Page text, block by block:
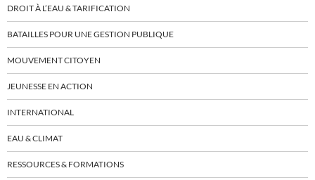
DROIT À L’EAU & TARIFICATION
BATAILLES POUR UNE GESTION PUBLIQUE
MOUVEMENT CITOYEN
JEUNESSE EN ACTION
INTERNATIONAL
EAU & CLIMAT
RESSOURCES & FORMATIONS